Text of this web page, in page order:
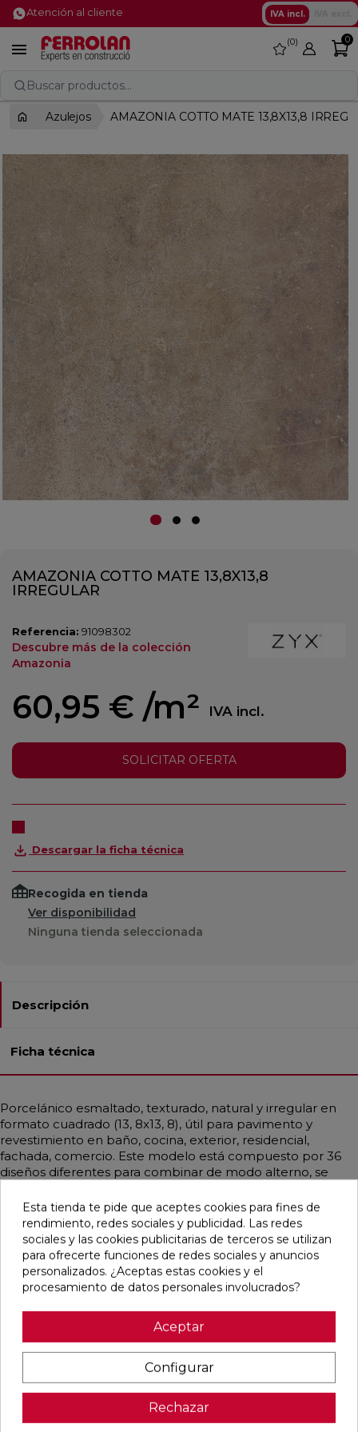
Atención al cliente IVA incl.
 favorite
0 0
Buscar productos...
Azulejos AMAZONIA COTTO MATE 13,8X13,8
AMAZONIA COTTO MATE 13,8X13,8
IRREGULAR
Referencia: 91098302
Descubre más de la colección
Amazonia
60,95 € /m² IVA incl.
SOLICITAR OFERTA
Descargar la ficha técnica
Recogida en tienda
Ver disponibilidad
Ninguna tienda seleccionada
Descripción
Ficha técnica
Porcelánico esmaltado, texturado, natural y irregular en
formato cuadrado (13, 8x13, 8), útil para pavimento y
revestimiento en baño, cocina, exterior, residencial,
fachada, comercio. Este modelo está compuesto por 36
diseños diferentes para combinar de modo alterno, se
artesanal, vintage y emulando barro mayoritariamente en
color beige, arena.
Pensamos que te puede interesar
MATE
favorite
GRECOGRES
BASE
favorite
GRECOGRES
BASE
favorite
FIORENTINO
favorite
Esta tienda te pide que aceptes cookies para fines de
rendimiento, redes sociales y publicidad. Las redes
sociales y las cookies publicitarias de terceros se utilizan
para ofrecerte funciones de redes sociales y anuncios
personalizados. ¿Aceptas estas cookies y el
procesamiento de datos personales involucrados?
Aceptar
Configurar
Rechazar